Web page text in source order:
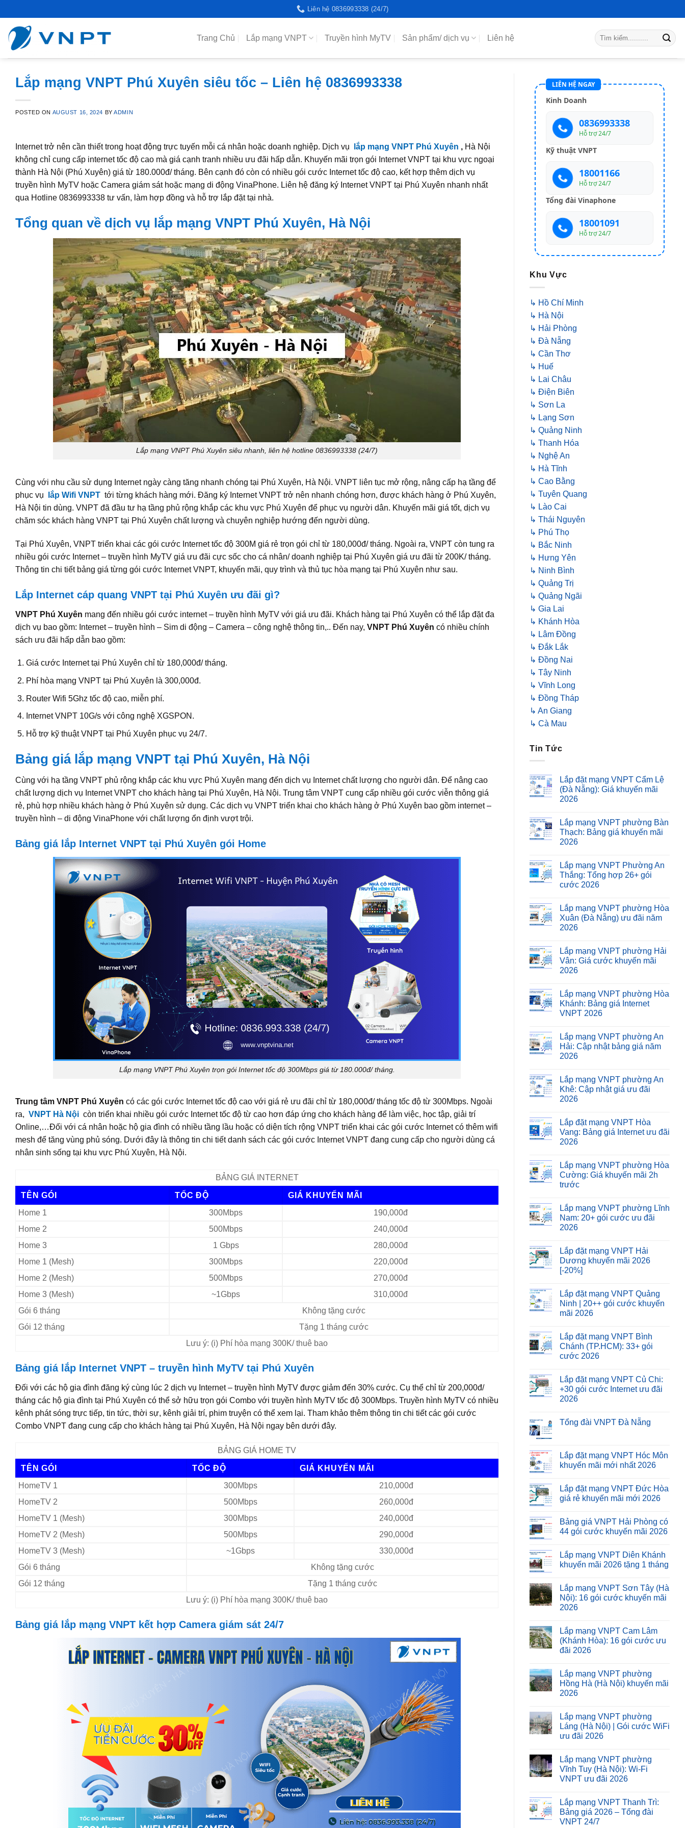
to
content
Liên hệ 0836993338 (24/7)
Trang Chủ Lắp mạng VNPT Truyền hình MyTV Sản phẩm/ dịch vụ Liên hệ
Lắp mạng VNPT Phú Xuyên siêu tốc – Liên hệ 0836993338
POSTED ON AUGUST 16, 2024 BYADMIN
Internet trở nên cần thiết trong hoạt động trực tuyến mỗi cá nhân hoặc doanh nghiệp. Dịch vụ lắp mạng VNPT Phú Xuyên , Hà Nội
không chỉ cung cấp internet tốc độ cao mà giá cạnh tranh nhiều ưu đãi hấp dẫn. Khuyến mãi trọn gói Internet VNPT tại khu vực ngoại
thành Hà Nội (Phú Xuyên) giá từ 180.000đ/ tháng. Bên cạnh đó còn có nhiều gói cước Internet tốc độ cao, kết hợp thêm dịch vụ
truyền hình MyTV hoặc Camera giám sát hoặc mạng di động VinaPhone. Liên hệ đăng ký Internet VNPT tại Phú Xuyên nhanh nhất
qua Hotline 0836993338 tư vấn, làm hợp đồng và hỗ trợ lắp đặt tại nhà.
Tổng quan về dịch vụ lắp mạng VNPT Phú Xuyên, Hà Nội
Lắp mạng VNPT Phú Xuyên siêu nhanh, liên hệ hotline 0836993338 (24/7)
Cùng với nhu cầu sử dụng Internet ngày càng tăng nhanh chóng tại Phú Xuyên, Hà Nội. VNPT liên tục mở rộng, nâng cấp hạ tầng để
phục vụ
lắp Wifi VNPT tới từng khách hàng mới. Đăng ký Internet VNPT trở nên nhanh chóng hơn, được khách hàng ở Phú Xuyên,
Hà Nội tin dùng. VNPT đã đầu tư hạ tầng phủ rộng khắp các khu vực Phú Xuyên để phục vụ người dân. Khuyến mãi giá tốt, dịch vụ
chăm sóc khách hàng VNPT tại Phú Xuyên chất lượng và chuyên nghiệp hướng đến người dùng.
Tại Phú Xuyên, VNPT triển khai các gói cước Internet tốc độ 300M giá rẻ trọn gói chỉ từ 180,000đ/ tháng. Ngoài ra, VNPT còn tung ra
nhiều gói cước Internet – truyền hình MyTV giá ưu đãi cực sốc cho cá nhân/ doanh nghiệp tại Phú Xuyên giá ưu đãi từ 200K/ tháng.
Thông tin chi tiết bảng giá từng gói cước Internet VNPT, khuyến mãi, quy trình và thủ tục hòa mạng tại Phú Xuyên như sau.
Lắp Internet cáp quang VNPT tại Phú Xuyên ưu đãi gì?
VNPT Phú Xuyên mang đến nhiều gói cước internet – truyền hình MyTV với giá ưu đãi. Khách hàng tại Phú Xuyên có thể lắp đặt đa
dịch vụ bao gồm: Internet – truyền hình – Sim di động – Camera – công nghệ thông tin,.. Đến nay, VNPT Phú Xuyên có nhiều chính
sách ưu đãi hấp dẫn bao gồm:
Giá cước Internet tại Phú Xuyên chỉ từ 180,000đ/ tháng.
Phí hòa mạng VNPT tại Phú Xuyên là 300,000đ.
Router Wifi 5Ghz tốc độ cao, miễn phí.
Internet VNPT 10G/s với công nghệ XGSPON.
Hỗ trợ kỹ thuật VNPT tại Phú Xuyên phục vụ 24/7.
Bảng giá lắp mạng VNPT tại Phú Xuyên, Hà Nội
Cùng với hạ tầng VNPT phủ rộng khắp các khu vực Phú Xuyên mang đến dịch vụ Internet chất lượng cho người dân. Để nâng cao
chất lượng dịch vụ Internet VNPT cho khách hàng tại Phú Xuyên, Hà Nội. Trung tâm VNPT cung cấp nhiều gói cước viễn thông giá
rẻ, phù hợp nhiều khách hàng ở Phú Xuyên sử dụng. Các dịch vụ VNPT triển khai cho khách hàng ở Phú Xuyên bao gồm internet –
truyền hình – di động VinaPhone với chất lượng ổn định vượt trội.
Bảng giá lắp Internet VNPT tại Phú Xuyên gói Home
Lắp mạng VNPT Phú Xuyên trọn gói Internet tốc độ 300Mbps giá từ 180.000đ/ tháng.
Trung tâm VNPT Phú Xuyên có các gói cước Internet tốc độ cao với giá rẻ ưu đãi chỉ từ 180,000đ/ tháng tốc độ từ 300Mbps. Ngoài
ra, VNPT Hà Nội còn triển khai nhiều gói cước Internet tốc độ từ cao hơn đáp ứng cho khách hàng để làm việc, học tập, giải trí
Online,…Đối với cá nhân hoặc hộ gia đình có nhiều tầng lầu hoặc có diện tích rộng VNPT triển khai các gói cước Internet có thêm wifi
mesh để tăng vùng phủ sóng. Dưới đây là thông tin chi tiết danh sách các gói cước Internet VNPT đang cung cấp cho người dùng cá
nhân sinh sống tại khu vực Phú Xuyên, Hà Nội.
BẢNG GIÁ INTERNET
TÊN GÓI TỐC ĐỘ
GIÁ KHUYẾN MÃI
Home 1
300Mbps
190,000đ
Home 2
500Mbps
240,000đ
Home 3
1 Gbps
280,000đ
Home 1 (Mesh)
300Mbps
220,000đ
Home 2 (Mesh)
500Mbps
270,000đ
Home 3 (Mesh)
~1Gbps
310,000đ
Gói 6 tháng
Không tặng cước
Gói 12 tháng
Tặng 1 tháng cước
Lưu ý: (i) Phí hòa mạng 300K/ thuê bao
Bảng giá lắp Internet VNPT – truyền hình MyTV tại Phú Xuyên
Đối với các hộ gia đình đăng ký cùng lúc 2 dịch vụ Internet – truyền hình MyTV được giảm đến 30% cước. Cụ thể chỉ từ 200,000đ/
tháng các hộ gia đình tại Phú Xuyên có thể sở hữu trọn gói Combo với truyền hình MyTV tốc độ 300Mbps. Truyền hình MyTV có nhiều
kênh phát sóng trực tiếp, tin tức, thời sự, kênh giải trí, phim truyện có thể xem lại. Tham khảo thêm thông tin chi tiết các gói cước
Combo VNPT đang cung cấp cho khách hàng tại Phú Xuyên, Hà Nội ngay bên dưới đây.
BẢNG GIÁ HOME TV
TÊN GÓI TỐC ĐỘ
GIÁ KHUYẾN MÃI
HomeTV 1
300Mbps
210,000đ
HomeTV 2
500Mbps
260,000đ
HomeTV 1 (Mesh)
300Mbps
240,000đ
HomeTV 2 (Mesh)
500Mbps
290,000đ
HomeTV 3 (Mesh)
~1Gbps
330,000đ
Gói 6 tháng
Không tặng cước
Gói 12 tháng
Tặng 1 tháng cước
Lưu ý: (i) Phí hòa mạng 300K/ thuê bao
Bảng giá lắp mạng VNPT kết hợp Camera giám sát 24/7
LIÊN HỆ NGAY
Kinh Doanh
0836993338
Hỗ trợ 24/7
Kỹ thuật VNPT
18001166
Hỗ trợ 24/7
Tổng đài Vinaphone
18001091
Hỗ trợ 24/7
Khu Vực
↳ Hồ Chí Minh
↳ Hà Nội
↳ Hải Phòng
↳ Đà Nẵng
↳ Cần Thơ
↳ Huế
↳ Lai Châu
↳ Điện Biên
↳ Sơn La
↳ Lạng Sơn
↳ Quảng Ninh
↳ Thanh Hóa
↳ Nghệ An
↳ Hà Tĩnh
↳ Cao Bằng
↳ Tuyên Quang
↳ Lào Cai
↳ Thái Nguyên
↳ Phú Thọ
↳ Bắc Ninh
↳ Hưng Yên
↳ Ninh Bình
↳ Quảng Trị
↳ Quảng Ngãi
↳ Gia Lai
↳ Khánh Hòa
↳ Lâm Đồng
↳ Đắk Lắk
↳ Đồng Nai
↳ Tây Ninh
↳ Vĩnh Long
↳ Đồng Tháp
↳ An Giang
↳ Cà Mau
Tin Tức
Lắp đặt mạng VNPT Cẩm Lệ
(Đà Nẵng): Giá khuyến mãi
2026
Lắp mạng VNPT phường Bàn
Thạch: Bảng giá khuyến mãi
2026
Lắp mạng VNPT Phường An
Thắng: Tổng hợp 26+ gói
cước 2026
Lắp mạng VNPT phường Hòa
Xuân (Đà Nẵng) ưu đãi năm
2026
Lắp mạng VNPT phường Hải
Vân: Giá cước khuyến mãi
2026
Lắp mạng VNPT phường Hòa
Khánh: Bảng giá Internet
VNPT 2026
Lắp mạng VNPT phường An
Hải: Cập nhật bảng giá năm
2026
Lắp mạng VNPT phường An
Khê: Cập nhật giá ưu đãi
2026
Lắp đặt mạng VNPT Hòa
Vang: Bảng giá Internet ưu đãi
2026
Lắp mạng VNPT phường Hòa
Cường: Giá khuyến mãi 2h
trước
Lắp mạng VNPT phường Lĩnh
Nam: 20+ gói cước ưu đãi
2026
Lắp đặt mạng VNPT Hải
Dương khuyến mãi 2026
[-20%]
Lắp đặt mạng VNPT Quảng
Ninh | 20++ gói cước khuyến
mãi 2026
Lắp đặt mạng VNPT Bình
Chánh (TP.HCM): 33+ gói
cước 2026
Lắp đặt mạng VNPT Củ Chi:
+30 gói cước Internet ưu đãi
2026
Tổng đài VNPT Đà Nẵng
Lắp đặt mạng VNPT Hóc Môn
khuyến mãi mới nhất 2026
Lắp đặt mạng VNPT Đức Hòa
giá rẻ khuyến mãi mới 2026
Bảng giá VNPT Hải Phòng có
44 gói cước khuyến mãi 2026
Lắp mạng VNPT Diên Khánh
khuyến mãi 2026 tặng 1 tháng
Lắp mạng VNPT Sơn Tây (Hà
Nội): 16 gói cước khuyến mãi
2026
Lắp mạng VNPT Cam Lâm
(Khánh Hòa): 16 gói cước ưu
đãi 2026
Lắp mạng VNPT phường
Hồng Hà (Hà Nội) khuyến mãi
2026
Lắp mạng VNPT phường
Láng (Hà Nội) | Gói cước WiFi
ưu đãi 2026
Lắp mạng VNPT phường
Vĩnh Tuy (Hà Nội): Wi-Fi
VNPT ưu đãi 2026
Lắp mạng VNPT Thanh Trì:
Bảng giá 2026 – Tổng đài
VNPT 24/7